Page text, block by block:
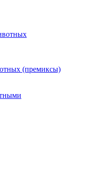
(премиксы)